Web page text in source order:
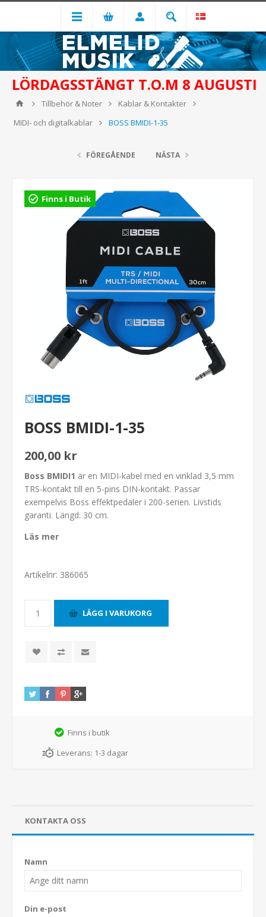
LÖRDAGSSTÄNGT T.O.M 8 AUGUSTI
Tillbehör & Noter
Kablar & Kontakter
MIDI- och digitalkablar
BOSS BMIDI-1-35
FÖREGÅENDE NÄSTA
Finns i Butik
BOSS BMIDI-1-35
200,00 kr
Boss BMIDI1 är en MIDI-kabel med en vinklad 3,5 mm
TRS-kontakt till en 5-pins DIN-kontakt. Passar
exempelvis Boss effektpedaler i 200-serien. Livstids
garanti. Längd: 30 cm.
Läs mer
Artikelnr: 386065
Finns i butik
Leverans: 1-3 dagar
KONTAKTA OSS
Namn
Din e-post